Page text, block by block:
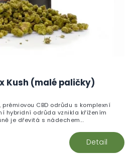
Kush (malé paličky)
Detail
prémiovou CBD odrůdu s komplexní
hybridní odrůda vznikla křížením
je dřevitá s nádechem...